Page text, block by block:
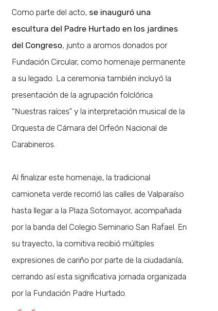
Como parte del acto, se inauguró una
escultura del Padre Hurtado en los jardines
del Congreso, junto a aromos donados por
Fundación Circular, como homenaje permanente
a su legado. La ceremonia también incluyó la
presentación de la agrupación folclórica
“Nuestras raíces” y la interpretación musical de la
Orquesta de Cámara del Orfeón Nacional de
Carabineros.
Al finalizar este homenaje, la tradicional
camioneta verde recorrió las calles de Valparaíso
hasta llegar a la Plaza Sotomayor, acompañada
por la banda del Colegio Seminario San Rafael. En
su trayecto, la comitiva recibió múltiples
expresiones de cariño por parte de la ciudadanía,
cerrando así esta significativa jornada organizada
por la Fundación Padre Hurtado.